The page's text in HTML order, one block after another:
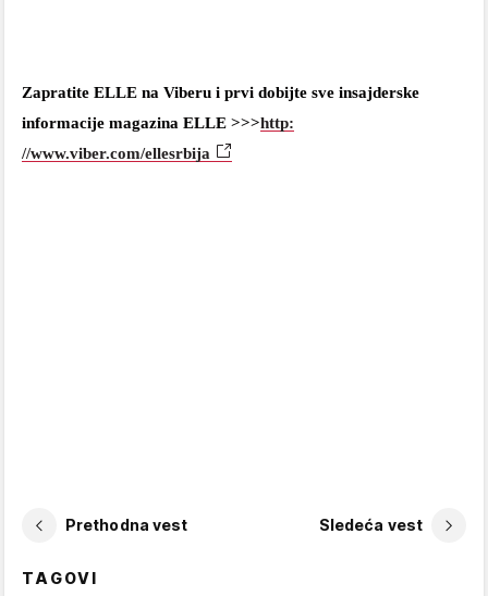
Zapratite ELLE na Viberu i prvi dobijte sve insajderske
informacije magazina ELLE >>>http:
//www.viber.com/ellesrbija
Prethodna vest Sledeća vest
TAGOVI